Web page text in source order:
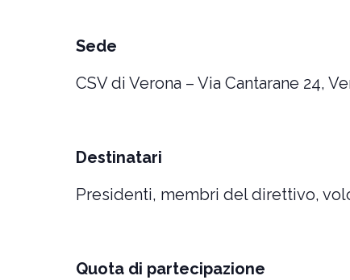
Sede
CSV di Verona – Via Cantarane 24,
Destinatari
Presidenti, membri del direttivo,
Quota di partecipazione